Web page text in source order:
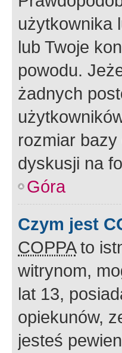
użytkownika
lub Twoje
powodu.
żadnych
rozmiar
dyskusji na
Góra
Czym jest
COPPAto
witrynom,
lat 13,
opiekunów,
jesteś